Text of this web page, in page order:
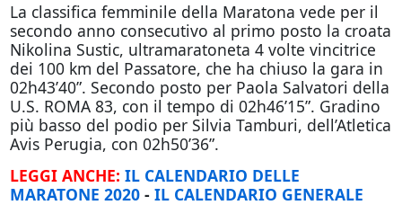
La classifica femminile della Maratona vede per il
secondo anno consecutivo al primo posto la croata
Nikolina Sustic, ultramaratoneta 4 volte vincitrice
dei 100 km del Passatore, che ha chiuso la gara in
02h43’40”. Secondo posto per Paola Salvatori della
U.S. ROMA 83, con il tempo di 02h46’15”. Gradino
più basso del podio per Silvia Tamburi, dell’Atletica
Avis Perugia, con 02h50’36”.
LEGGI ANCHE: IL CALENDARIO DELLE
MARATONE 2020- IL CALENDARIO GENERALE